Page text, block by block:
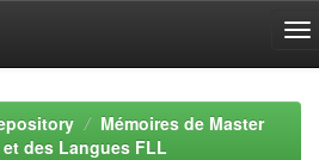
Mémoires de Master
des Langues FLL